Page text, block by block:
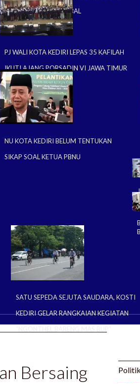
IKAT KE KANCAH GLOBAL
PJ WALI KOTA KEDIRI LEPAS 35 KAFILAH
IKUTI AJANG PORSADIN VI JAWA TIMUR
NU KOTA KEDIRI BELUM TENTUKAN
SIKAP SOAL KETUA PBNU
SATU SEPEDA SEJUTA SAUDARA, KOSTI
KEDIRI GELAR RANGKAIAN KEGIATAN
Bersaing Politik